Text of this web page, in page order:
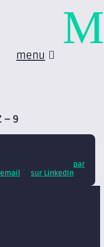
menu
– 9
par
email
sur LinkedIn
M